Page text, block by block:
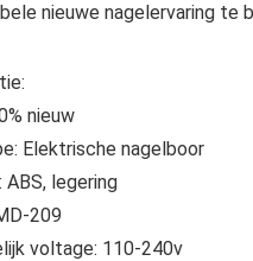
nieuwe nagelervaring te
nieuw
Elektrische nagelboor
ABS, legering
209
voltage: 110-240v